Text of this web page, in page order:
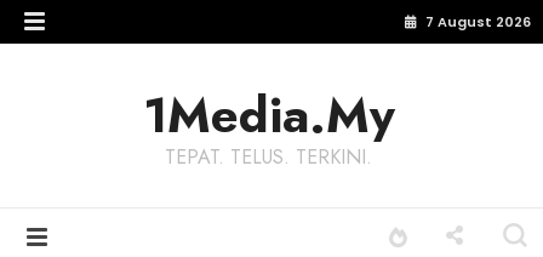
7 August 2026
1Media.My
TEPAT. TELUS. TERKINI.